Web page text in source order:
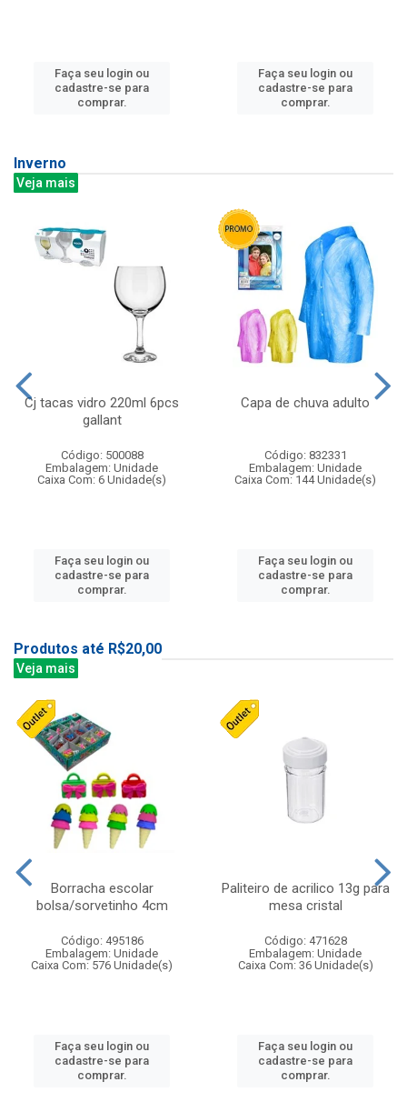
Faça seu login ou
cadastre-se para
comprar.
Faça seu login ou
cadastre-se para
comprar.
Inverno
Veja mais
Cj tacas vidro 220ml 6pcs
gallant
Código: 500088
Embalagem: Unidade
Caixa Com: 6 Unidade(s)
Faça seu login ou
cadastre-se para
comprar.
Capa de chuva adulto
Código: 832331
Embalagem: Unidade
Caixa Com: 144 Unidade(s)
Faça seu login ou
cadastre-se para
comprar.
Produtos até R$20,00
Veja mais
Borracha escolar
bolsa/sorvetinho 4cm
Código: 495186
Embalagem: Unidade
Caixa Com: 576 Unidade(s)
Faça seu login ou
cadastre-se para
comprar.
Paliteiro de acrilico 13g para
mesa cristal
Código: 471628
Embalagem: Unidade
Caixa Com: 36 Unidade(s)
Faça seu login ou
cadastre-se para
comprar.